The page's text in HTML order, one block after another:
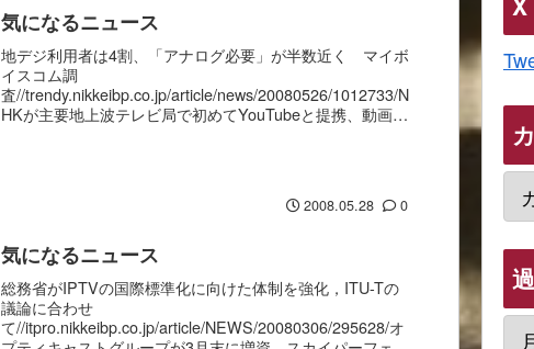
気になるニュース
地デジ利用者は4割、「アナログ必要」が半数近く マイボ
イスコム調
査//trendy.nikkeibp.co.jp/article/news/20080526/1012733/N
HKが主要地上波テレビ局で初めてYouTubeと提携、動画配
2008.05.28 0
気になるニュース
総務省がIPTVの国際標準化に向けた体制を強化，ITU-Tの
議論に合わせ
て//itpro.nikkeibp.co.jp/article/NEWS/20080306/295628/オ